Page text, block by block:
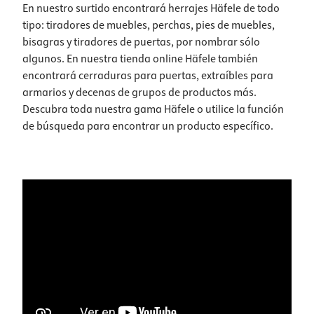
En nuestro surtido encontrará herrajes Häfele de todo
tipo: tiradores de muebles, perchas, pies de muebles,
bisagras y tiradores de puertas, por nombrar sólo
algunos. En nuestra tienda online Häfele también
encontrará cerraduras para puertas, extraíbles para
armarios y decenas de grupos de productos más.
Descubra toda nuestra gama Häfele o utilice la función
de búsqueda para encontrar un producto específico.